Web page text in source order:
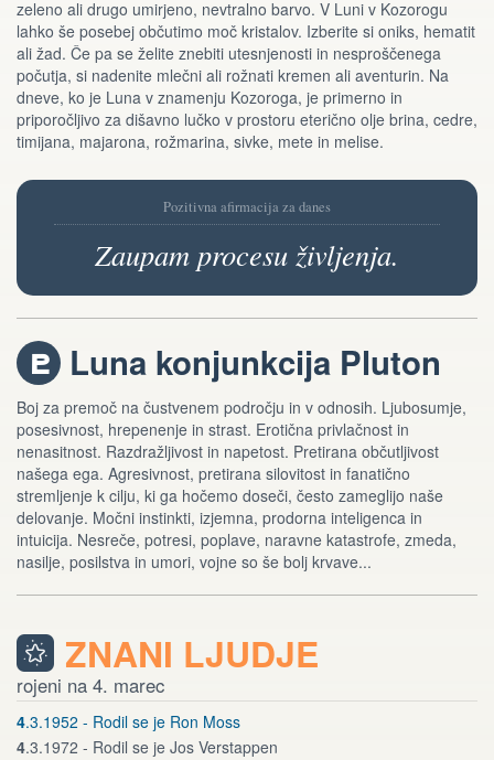
zeleno ali drugo umirjeno, nevtralno barvo. V Luni v Kozorogu
lahko še posebej občutimo moč kristalov. Izberite si oniks, hematit
ali žad. Če pa se želite znebiti utesnjenosti in nesproščenega
počutja, si nadenite mlečni ali rožnati kremen ali aventurin. Na
dneve, ko je Luna v znamenju Kozoroga, je primerno in
priporočljivo za dišavno lučko v prostoru eterično olje brina, cedre,
timijana, majarona, rožmarina, sivke, mete in melise.
Pozitivna afirmacija za danes
Zaupam procesu življenja.
j Luna konjunkcija Pluton
Boj za premoč na čustvenem področju in v odnosih. Ljubosumje,
posesivnost, hrepenenje in strast. Erotična privlačnost in
nenasitnost. Razdražljivost in napetost. Pretirana občutljivost
našega ega. Agresivnost, pretirana silovitost in fanatično
stremljenje k cilju, ki ga hočemo doseči, često zameglijo naše
delovanje. Močni instinkti, izjemna, prodorna inteligenca in
intuicija. Nesreče, potresi, poplave, naravne katastrofe, zmeda,
nasilje, posilstva in umori, vojne so še bolj krvave...
ZNANI LJUDJE
rojeni na 4. marec
4.3.1952 - Rodil se je Ron Moss
4.3.1972 - Rodil se je Jos Verstappen